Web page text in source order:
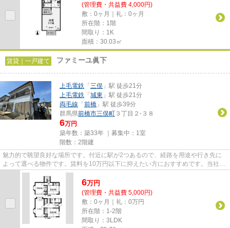
(管理費・共益費 4,000円)
敷：0ヶ月｜礼：0ヶ月
所在階：1階
間取り：1K
面積：30.03㎡
賃貸｜一戸建て ファミーユ眞下
上毛電鉄 「 三俣 」駅 徒歩21分
上毛電鉄 「 城東 」駅 徒歩21分
両毛線 「 前橋 」駅 徒歩39分
群馬県前橋市三俣町 ３丁目２-３８
6万円
築年数：築33年 ｜募集中： 1室
階数：2階建
魅力的で眺望良好な場所です。付近に駅が2つあるので、経路を用途や行き先に
よって選べる物件です。賃料を10万円以下に抑えたい方におすすめです。当社イ
チオシの物件の「ファミーユ眞...
6万円
(管理費・共益費 5,000円)
敷：0ヶ月｜礼：0万円
所在階：1-2階
間取り：3LDK